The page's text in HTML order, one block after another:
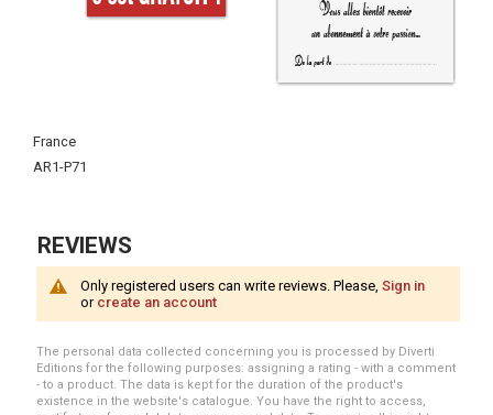
More
Information
France
AR1-P71
REVIEWS
Only registered users can write reviews. Please, Sign in
or create an account
The personal data collected concerning you is processed by Diverti
Editions for the following purposes: assigning a rating - with a comment
- to a product. The data is kept for the duration of the product's
existence in the website's catalogue. You have the right to access,